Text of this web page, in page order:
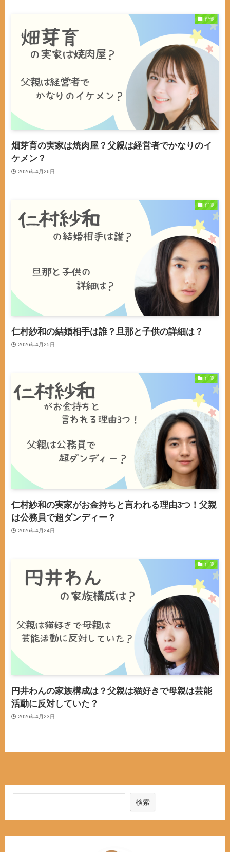
俳優
畑芽育の実家は焼肉屋？父親は経営者でかなりのイ
ケメン？
2026年4月26日
俳優
仁村紗和の結婚相手は誰？旦那と子供の詳細は？
2026年4月25日
俳優
仁村紗和の実家がお金持ちと言われる理由3つ！父親
は公務員で超ダンディー？
2026年4月24日
俳優
円井わんの家族構成は？父親は猫好きで母親は芸能
活動に反対していた？
2026年4月23日
検索